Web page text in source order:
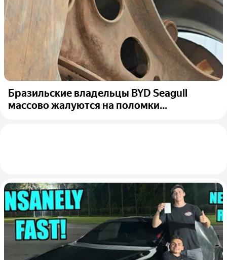
Бразильские владельцы BYD Seagull
массово жалуются на поломки...